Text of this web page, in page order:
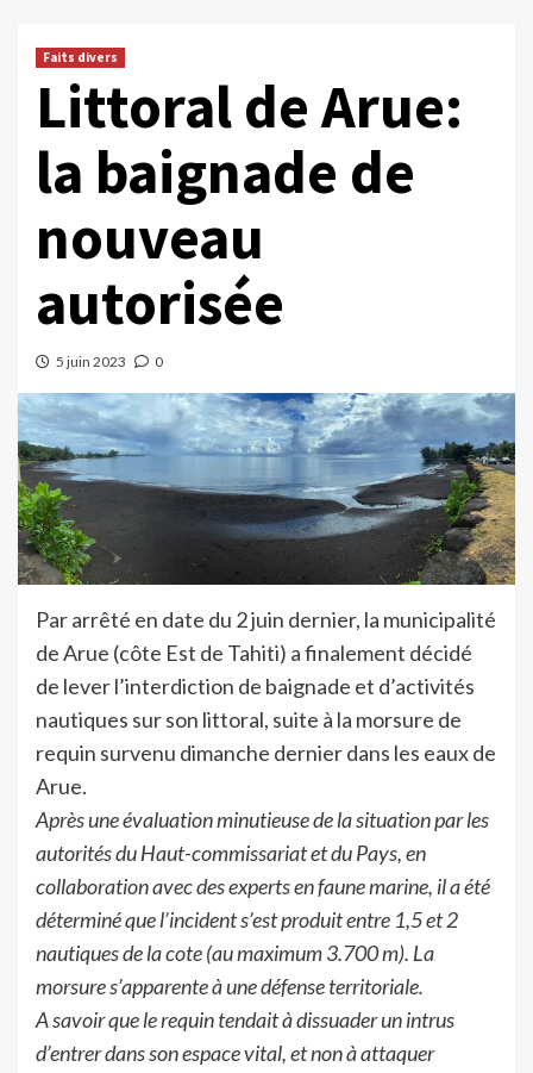
Faits divers
Littoral de Arue:
la baignade de
nouveau
autorisée
5 juin 2023 0
Par arrêté en date du 2 juin dernier, la municipalité
de Arue (côte Est de Tahiti) a finalement décidé
de lever l’interdiction de baignade et d’activités
nautiques sur son littoral, suite à la morsure de
requin survenu dimanche dernier dans les eaux de
Arue.
Après une évaluation minutieuse de la situation par les
autorités du Haut-commissariat et du Pays, en
collaboration avec des experts en faune marine, il a été
déterminé que l’incident s’est produit entre 1,5 et 2
nautiques de la cote (au maximum 3.700 m). La
morsure s’apparente à une défense territoriale.
A savoir que le requin tendait à dissuader un intrus
d’entrer dans son espace vital, et non à attaquer